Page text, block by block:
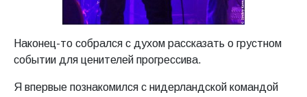
Наконец-то собрался с духом рассказать о грустном
событии для ценителей прогрессива.
Я впервые познакомился с нидерландской командой